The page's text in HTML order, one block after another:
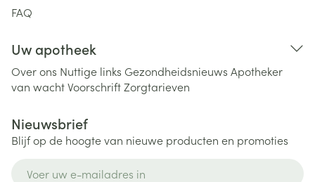
FAQ
Uw apotheek
Over ons Nuttige links Gezondheidsnieuws Apotheker
van wachtVoorschriftZorgtarieven
Nieuwsbrief
Blijf op de hoogte van nieuwe producten en promoties